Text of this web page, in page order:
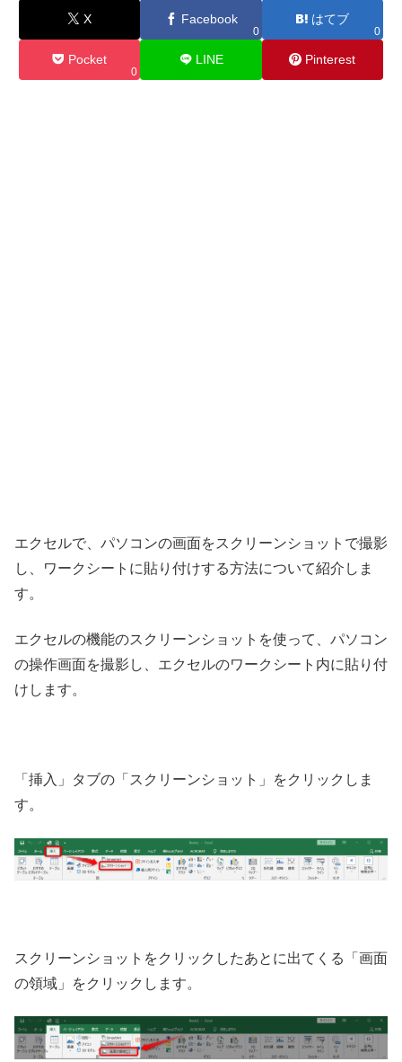
X Facebook
0
はてブ
0
Pocket
0
LINE Pinterest
エクセルで、パソコンの画面をスクリーンショットで撮影
し、ワークシートに貼り付けする方法について紹介しま
す。
エクセルの機能のスクリーンショットを使って、パソコン
の操作画面を撮影し、エクセルのワークシート内に貼り付
けします。
「挿入」タブの「スクリーンショット」をクリックしま
す。
スクリーンショットをクリックしたあとに出てくる「画面
の領域」をクリックします。